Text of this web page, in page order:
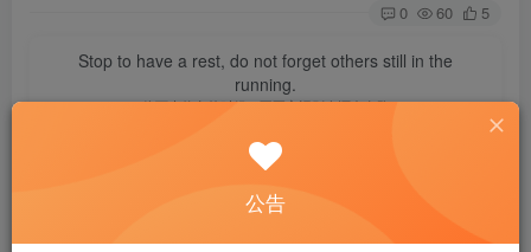
0 60 5
Stop to have a rest, do not forget others still in the
running.
停下来休息的时候，不要忘记别人还在奔跑
千本笔记是一款多平台记录工具，通过文档、扫描、语音、
Markdown、收藏等记录方式，为亿万优秀用户提供助力。
公告